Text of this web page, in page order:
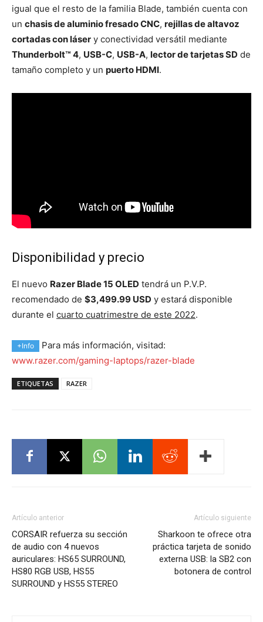
igual que el resto de la familia Blade, también cuenta con
un chasis de aluminio fresado CNC, rejillas de altavoz
cortadas con láser y conectividad versátil mediante
Thunderbolt™ 4, USB-C, USB-A, lector de tarjetas SD de
tamaño completo y un puerto HDMI.
Disponibilidad y precio
El nuevo Razer Blade 15 OLED tendrá un P.V.P.
recomendado de $3,499.99 USD y estará disponible
durante el cuarto cuatrimestre de este 2022.
+Info
Para más información, visitad:
www.razer.com/gaming-laptops/razer-blade
ETIQUETAS RAZER
Artículo anterior
CORSAIR refuerza su sección
de audio con 4 nuevos
auriculares: HS65 SURROUND,
HS80 RGB USB, HS55
SURROUND y HS55 STEREO
Artículo siguiente
Sharkoon te ofrece otra
práctica tarjeta de sonido
externa USB: la SB2 con
botonera de control